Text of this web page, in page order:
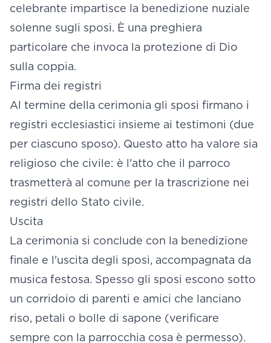
celebrante impartisce la benedizione nuziale
solenne sugli sposi. È una preghiera
particolare che invoca la protezione di Dio
sulla coppia.
Firma dei registri
Al termine della cerimonia gli sposi firmano i
registri ecclesiastici insieme ai testimoni (due
per ciascuno sposo). Questo atto ha valore sia
religioso che civile: è l'atto che il parroco
trasmetterà al comune per la trascrizione nei
registri dello Stato civile.
Uscita
La cerimonia si conclude con la benedizione
finale e l'uscita degli sposi, accompagnata da
musica festosa. Spesso gli sposi escono sotto
un corridoio di parenti e amici che lanciano
riso, petali o bolle di sapone (verificare
sempre con la parrocchia cosa è permesso).